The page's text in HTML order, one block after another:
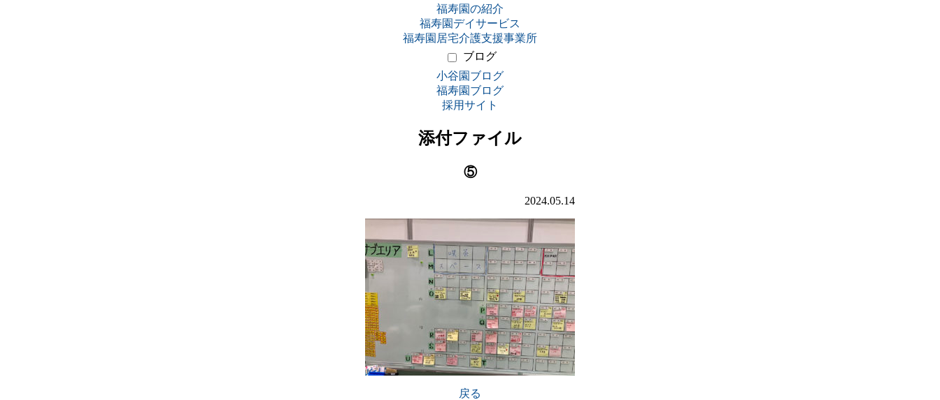
福寿園の紹介
福寿園デイサービス
福寿園居宅介護支援事業所
ブログ
小谷園ブログ
福寿園ブログ
採用サイト
添付ファイル
⑤
2024.05.14
戻る